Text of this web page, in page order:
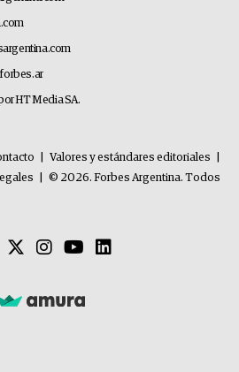
HT Media SA.
Valores y estándares editoriales
© 2026. Forbes Argentina. Todos